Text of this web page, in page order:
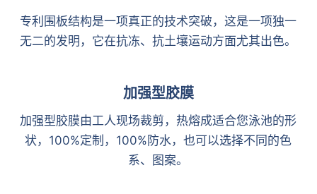
专利围板结构是一项真正的技术突破，这是一项独一
无二的发明，它在抗冻、抗土壤运动方面尤其出色。
加强型胶膜
加强型胶膜由工人现场裁剪，热熔成适合您泳池的形
状，100%定制，100%防水，也可以选择不同的色
系、图案。